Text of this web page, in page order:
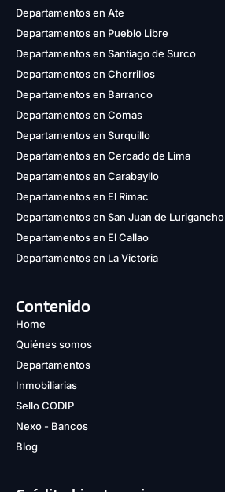
Departamentos en Ate
Departamentos en Pueblo Libre
Departamentos en Santiago de Surco
Departamentos en Chorrillos
Departamentos en Barranco
Departamentos en Comas
Departamentos en Surquillo
Departamentos en Cercado de Lima
Departamentos en Carabayllo
Departamentos en El Rimac
Departamentos en San Juan de Lurigancho
Departamentos en El Callao
Departamentos en La Victoria
Contenido
Home
Quiénes somos
Departamentos
Inmobiliarias
Sello CODIP
Nexo - Bancos
Blog